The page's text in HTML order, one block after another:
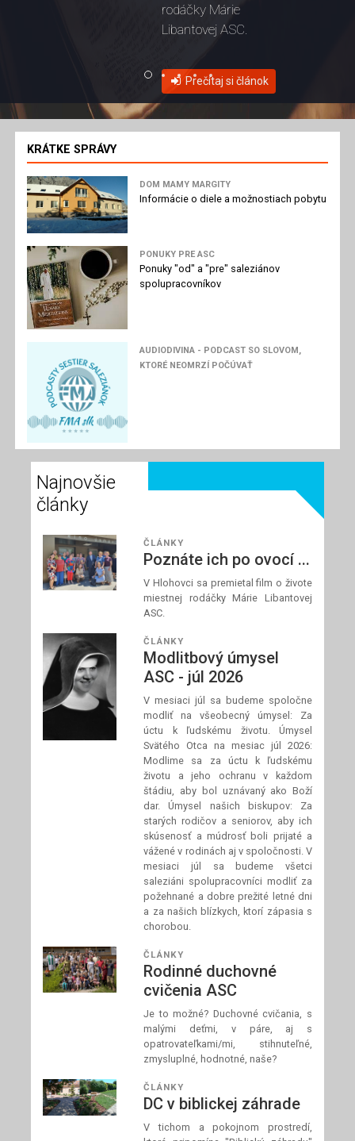
rodáčky Márie
Libantovej ASC.
Prečítaj si článok
KRÁTKE SPRÁVY
DOM MAMY MARGITY
Informácie o diele a možnostiach pobytu
PONUKY PRE ASC
Ponuky "od" a "pre" saleziánov
spolupracovníkov
AUDIODIVINA - PODCAST SO SLOVOM,
KTORÉ NEOMRZÍ POČÚVAŤ
Najnovšie
články
ČLÁNKY
Poznáte ich po ovocí ...
V Hlohovci sa premietal film o živote
miestnej rodáčky Márie Libantovej
ASC.
ČLÁNKY
Modlitbový úmysel
ASC - júl 2026
V mesiaci júl sa budeme spoločne
modliť na všeobecný úmysel: Za
úctu k ľudskému životu. Úmysel
Svätého Otca na mesiac júl 2026:
Modlime sa za úctu k ľudskému
životu a jeho ochranu v každom
štádiu, aby bol uznávaný ako Boží
dar. Úmysel našich biskupov: Za
starých rodičov a seniorov, aby ich
skúsenosť a múdrosť boli prijaté a
vážené v rodinách aj v spoločnosti. V
mesiaci júl sa budeme všetci
saleziáni spolupracovníci modliť za
požehnané a dobre prežité letné dni
a za našich blízkych, ktorí zápasia s
chorobou.
ČLÁNKY
Rodinné duchovné
cvičenia ASC
Je to možné? Duchovné cvičania, s
malými deťmi, v páre, aj s
opatrovateľkami/mi, stihnuteľné,
zmysluplné, hodnotné, naše?
ČLÁNKY
DC v biblickej záhrade
V tichom a pokojnom prostredí,